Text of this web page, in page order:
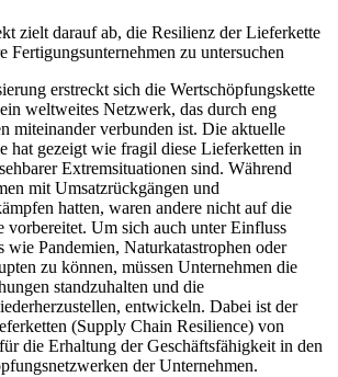
zielt darauf ab, die Resilienz der Lieferkette
Fertigungsunternehmen zu untersuchen
erstreckt sich die Wertschöpfungskette
weltweites Netzwerk, das durch eng
miteinander verbunden ist. Die aktuelle
hat gezeigt wie fragil diese Lieferketten in
Extremsituationen sind. Während
mit Umsatzrückgängen und
hatten, waren andere nicht auf die
vorbereitet. Um sich auch unter Einfluss
wie Pandemien, Naturkatastrophen oder
zu können, müssen Unternehmen die
standzuhalten und die
entwickeln. Dabei ist der
(Supply Chain Resilience) von
die Erhaltung der Geschäftsfähigkeit in den
der Unternehmen.